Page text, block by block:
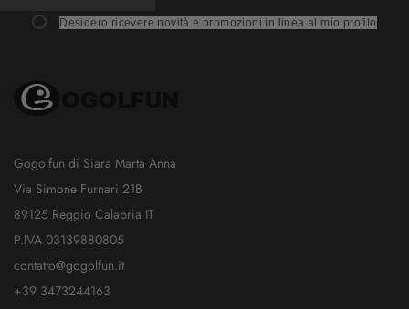
Desidero ricevere novità e promozioni in linea al mio profilo
Gogolfun di Siara Marta Anna
Via Simone Furnari 21B
89125 Reggio Calabria IT
P.IVA 03139880805
contatto@gogolfun.it
+39 3473244163